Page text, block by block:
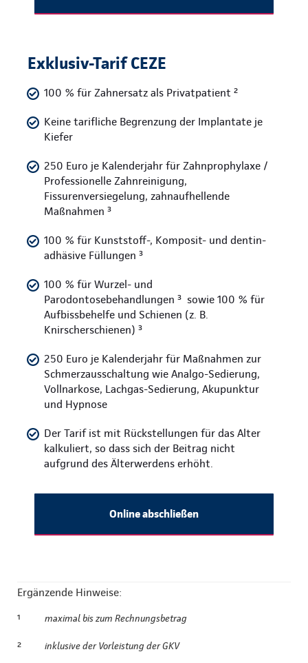
Exklusiv-Tarif CEZE
100 % für Zahnersatz als Privatpatient ²
Keine tarifliche Begrenzung der Implantate je
Kiefer
250 Euro je Kalenderjahr für Zahnprophylaxe /
Professionelle Zahnreinigung,
Fissurenversiegelung, zahnaufhellende
Maßnahmen ³
100 % für Kunststoff-, Komposit- und dentin-
adhäsive Füllungen ³
100 % für Wurzel- und
Parodontosebehandlungen ³ sowie 100 % für
Aufbissbehelfe und Schienen (z. B.
Knirscherschienen) ³
250 Euro je Kalenderjahr für Maßnahmen zur
Schmerzausschaltung wie Analgo-Sedierung,
Vollnarkose, Lachgas-Sedierung, Akupunktur
und Hypnose
Der Tarif ist mit Rückstellungen für das Alter
kalkuliert, so dass sich der Beitrag nicht
aufgrund des Älterwerdens erhöht.
Online abschließen
Ergänzende Hinweise:
¹ maximal bis zum Rechnungsbetrag
² inklusive der Vorleistung der GKV